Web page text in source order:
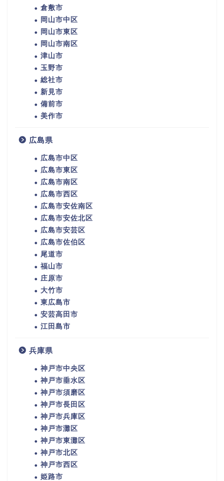
倉敷市
岡山市中区
岡山市東区
岡山市南区
津山市
玉野市
総社市
新見市
備前市
美作市
広島県
広島市中区
広島市東区
広島市南区
広島市西区
広島市安佐南区
広島市安佐北区
広島市安芸区
広島市佐伯区
尾道市
福山市
庄原市
大竹市
東広島市
安芸高田市
江田島市
兵庫県
神戸市中央区
神戸市垂水区
神戸市須磨区
神戸市長田区
神戸市兵庫区
神戸市灘区
神戸市東灘区
神戸市北区
神戸市西区
姫路市